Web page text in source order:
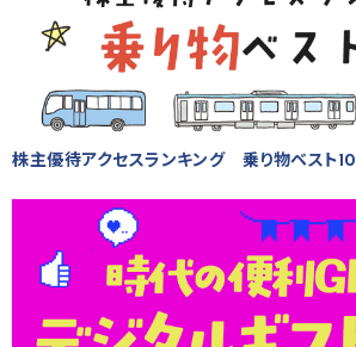
株主優待アクセスランキング 乗り物ベスト10